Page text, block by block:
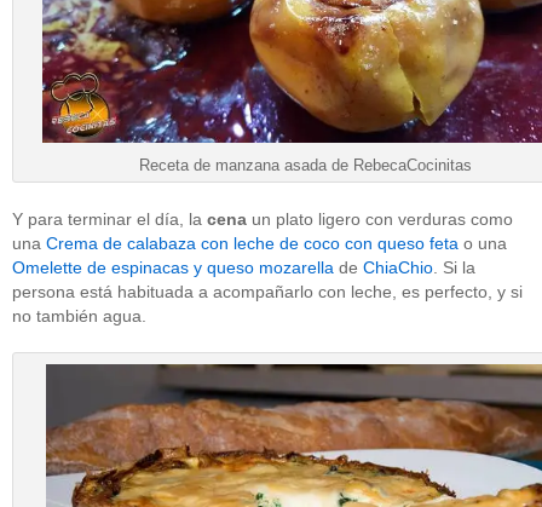
Receta de manzana asada de RebecaCocinitas
Y para terminar el día, la cena un plato ligero con verduras como
una Crema de calabaza con leche de coco con queso feta o una
Omelette de espinacas y queso mozarella de ChiaChio . Si la
persona está habituada a acompañarlo con leche, es perfecto, y si
no también agua.